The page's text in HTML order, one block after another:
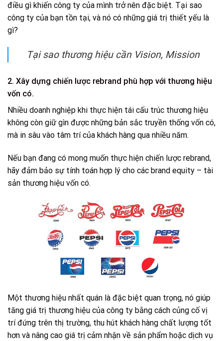
điều gì khiến công ty của mình trở nên đặc biệt. Tại sao
công ty của bạn tồn tại, và nó có những giá trị thiết yếu là
gì?
Tại sao thương hiệu cần Vision, Mission
2. Xây dựng chiến lược rebrand phù hợp với thương hiệu
vốn có.
Nhiều doanh nghiệp khi thực hiện tái cấu trúc thương hiệu
không còn giữ gìn được những bản sắc truyền thống vốn có,
mà in sâu vào tâm trí của khách hàng qua nhiều năm.
Nếu bạn đang có mong muốn thực hiện chiến lược rebrand,
hãy đảm bảo sự tính toán hợp lý cho các brand equity – tài
sản thương hiệu vốn có.
Một thương hiệu nhất quán là đặc biệt quan trọng, nó giúp
tăng giá trị thương hiệu của công ty bằng cách củng cố vị
trí đứng trên thị trường, thu hút khách hàng chất lượng tốt
hơn và nâng cao giá trị cảm nhận về sản phẩm hoặc dịch vụ